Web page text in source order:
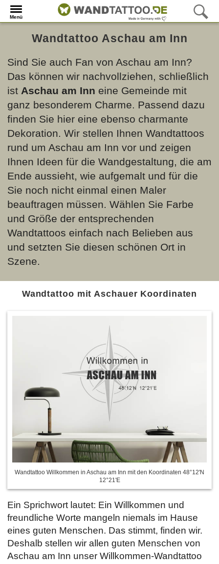
Menü
Wandtattoo Aschau am Inn
Sind Sie auch Fan von Aschau am Inn?
Das können wir nachvollziehen, schließlich
ist Aschau am Inn eine Gemeinde mit
ganz besonderem Charme. Passend dazu
finden Sie hier eine ebenso charmante
Dekoration. Wir stellen Ihnen Wandtattoos
rund um Aschau am Inn vor und zeigen
Ihnen Ideen für die Wandgestaltung, die am
Ende aussieht, wie aufgemalt und für die
Sie noch nicht einmal einen Maler
beauftragen müssen. Wählen Sie Farbe
und Größe der entsprechenden
Wandtattoos einfach nach Belieben aus
und setzten Sie diesen schönen Ort in
Szene.
Wandtattoo mit Aschauer Koordinaten
Wandtattoo Willkommen in Aschau am Inn mit den Koordinaten 48°12'N
12°21'E
Ein Sprichwort lautet: Ein Willkommen und
freundliche Worte mangeln niemals im Hause
eines guten Menschen. Das stimmt, finden wir.
Deshalb stellen wir allen guten Menschen von
Aschau am Inn unser Willkommen-Wandtattoo